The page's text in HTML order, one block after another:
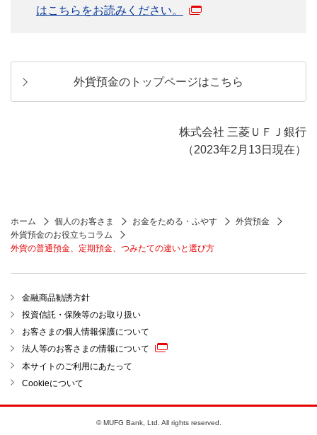
はこちらをお読みください。
外貨預金のトップページはこちら
株式会社 三菱ＵＦＪ銀行
（2023年2月13日現在）
ホーム 個人のお客さま お金をためる・ふやす
外貨預金
外貨預金のお役立ちコラム
外貨の普通預金、定期預金、つみたての違いと選び方
金融商品勧誘方針
投資信託・保険等のお取り扱い
お客さまの個人情報保護について
法人等のお客さまの情報について
本サイトのご利用にあたって
Cookieについて
© MUFG Bank, Ltd. All rights reserved.